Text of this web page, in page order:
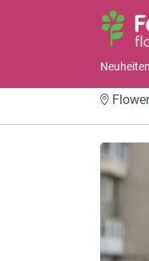
Neuheiten